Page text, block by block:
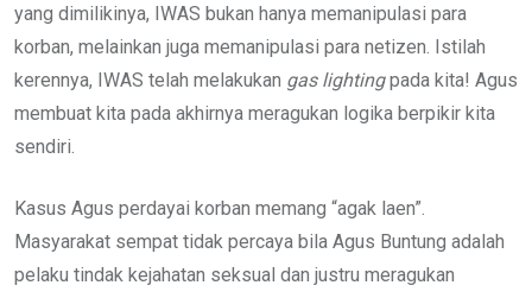
yang dimilikinya, IWAS bukan hanya memanipulasi para
korban, melainkan juga memanipulasi para netizen. Istilah
kerennya, IWAS telah melakukan gas lightingpada kita! Agus
membuat kita pada akhirnya meragukan logika berpikir kita
sendiri.
Kasus Agus perdayai korban memang “agak laen”.
Masyarakat sempat tidak percaya bila Agus Buntung adalah
pelaku tindak kejahatan seksual dan justru meragukan